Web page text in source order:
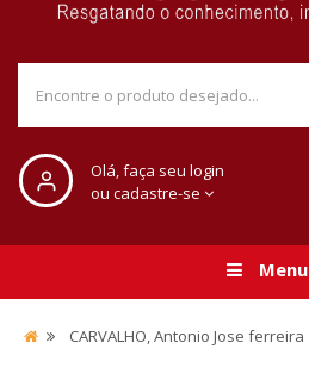
Olá, faça seu login
ou cadastre-se
Menu
CARVALHO, Antonio Jose ferreira